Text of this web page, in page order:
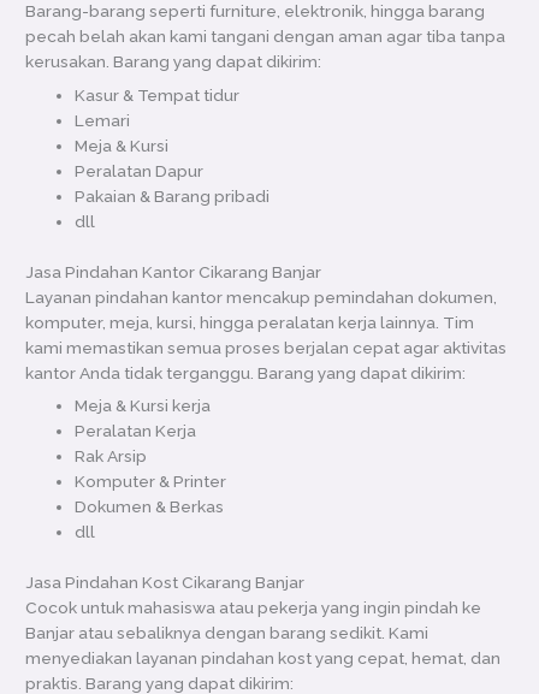
Barang-barang seperti furniture, elektronik, hingga barang
pecah belah akan kami tangani dengan aman agar tiba tanpa
kerusakan. Barang yang dapat dikirim:
Kasur & Tempat tidur
Lemari
Meja & Kursi
Peralatan Dapur
Pakaian & Barang pribadi
dll
Jasa Pindahan Kantor Cikarang Banjar
Layanan pindahan kantor mencakup pemindahan dokumen,
komputer, meja, kursi, hingga peralatan kerja lainnya. Tim
kami memastikan semua proses berjalan cepat agar aktivitas
kantor Anda tidak terganggu. Barang yang dapat dikirim:
Meja & Kursi kerja
Peralatan Kerja
Rak Arsip
Komputer & Printer
Dokumen & Berkas
dll
Jasa Pindahan Kost Cikarang Banjar
Cocok untuk mahasiswa atau pekerja yang ingin pindah ke
Banjar atau sebaliknya dengan barang sedikit. Kami
menyediakan layanan pindahan kost yang cepat, hemat, dan
praktis. Barang yang dapat dikirim: